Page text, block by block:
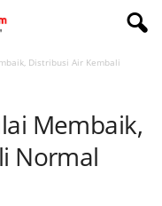
Distribusi Air Kembali
Membaik,
Normal